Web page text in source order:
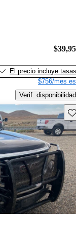
El precio incluye tasas
$756/mes
Verif. disponibilidad